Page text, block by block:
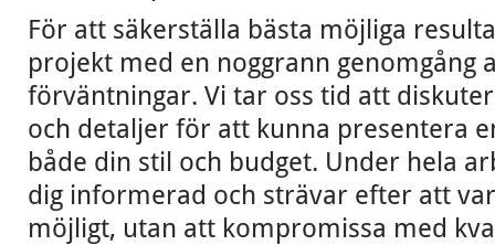
För att säkerställa bästa möjliga
projekt med en noggrann genomgång
förväntningar. Vi tar oss tid att
och detaljer för att kunna presentera
både din stil och budget. Under hela
dig informerad och strävar efter att
möjligt, utan att kompromissa med